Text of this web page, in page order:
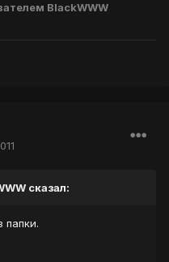
BlackWWW
сказал:
папки.